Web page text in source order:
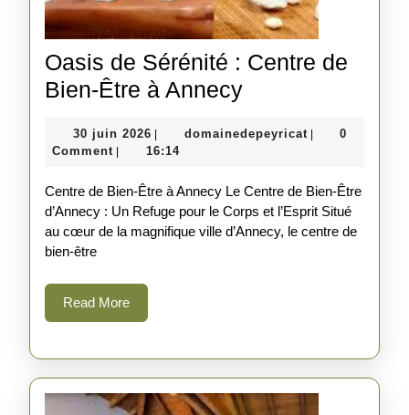
Oasis de Sérénité : Centre de
Bien-Être à AnnecyOasis
Sérénité
Centre
de
30 juin 2026 30
juin
| domainedepeyricat |
0
Comment | 16:14
Centre de Bien-Être à Annecy Le Centre de Bien-Être
d’Annecy : Un Refuge pour le Corps et l’Esprit Situé
au cœur de la magnifique ville d’Annecy, le centre de
bien-être
Read MoreRead
More